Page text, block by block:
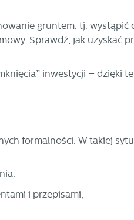
gruntem, tj. wystąpić
Sprawdź, jak uzyskać
inwestycji – dzięki
formalności. W takiej
i przepisami,